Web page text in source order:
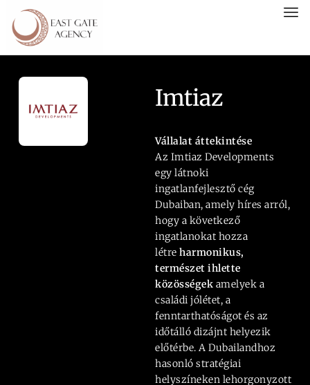
Imtiaz
Vállalat áttekintése
Az Imtiaz Developments
egy látnoki
ingatlanfejlesztő cég
Dubaiban, amely híres arról,
hogy a következő
ingatlanokat hozza
létre harmonikus,
természet ihlette
közösségek amelyek a
családi jólétet, a
fenntarthatóságot és az
időtálló dizájnt helyezik
előtérbe. A Dubailandhoz
hasonló stratégiai
helyszíneken lehorgonyzott